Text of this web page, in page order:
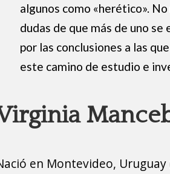
algunos como «herético». No
dudas de que más de uno se
por las conclusiones a las
este camino de estudio e
en Montevideo,